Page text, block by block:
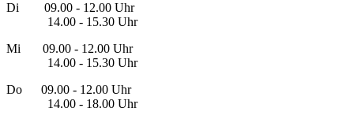
Di 09.00 - 12.00 Uhr
14.00 - 15.30 Uhr
Mi 09.00 - 12.00 Uhr
14.00 - 15.30 Uhr
Do 09.00 - 12.00 Uhr
14.00 - 18.00 Uhr